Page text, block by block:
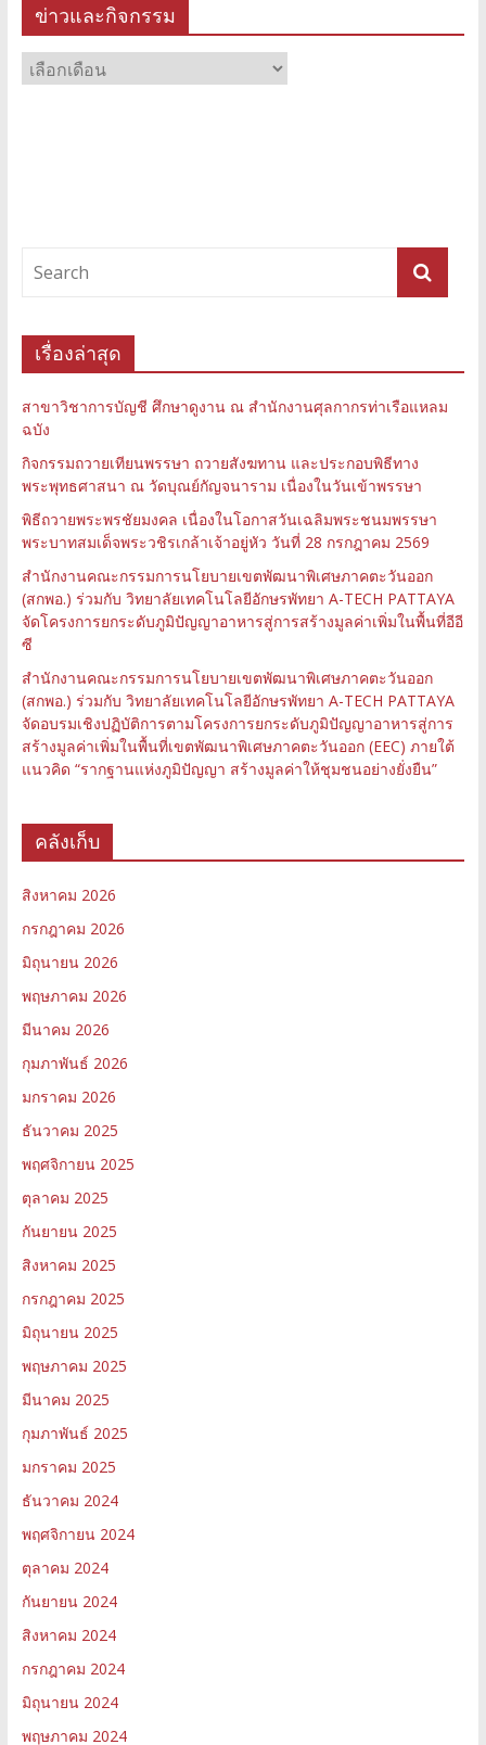
ข่าวและกิจกรรม
ข่าว
และ
เรื่องล่าสุด
สาขาวิชาการบัญชี ศึกษาดูงาน ณ สำนักงานศุลกากรท่าเรือแหลม
ฉบัง
กิจกรรมถวายเทียนพรรษา ถวายสังฆทาน และประกอบพิธีทาง
พระพุทธศาสนา ณ วัดบุณย์กัญจนาราม เนื่องในวันเข้าพรรษา
พิธีถวายพระพรชัยมงคล เนื่องในโอกาสวันเฉลิมพระชนมพรรษา
พระบาทสมเด็จพระวชิรเกล้าเจ้าอยู่หัว วันที่ 28 กรกฎาคม 2569
สำนักงานคณะกรรมการนโยบายเขตพัฒนาพิเศษภาคตะวันออก
(สกพอ.) ร่วมกับ วิทยาลัยเทคโนโลยีอักษรพัทยา A-TECH PATTAYA
จัดโครงการยกระดับภูมิปัญญาอาหารสู่การสร้างมูลค่าเพิ่มในพื้นที่อีอี
ซี
สำนักงานคณะกรรมการนโยบายเขตพัฒนาพิเศษภาคตะวันออก
(สกพอ.) ร่วมกับ วิทยาลัยเทคโนโลยีอักษรพัทยา A-TECH PATTAYA
จัดอบรมเชิงปฏิบัติการตามโครงการยกระดับภูมิปัญญาอาหารสู่การ
สร้างมูลค่าเพิ่มในพื้นที่เขตพัฒนาพิเศษภาคตะวันออก (EEC) ภายใต้
แนวคิด “รากฐานแห่งภูมิปัญญา สร้างมูลค่าให้ชุมชนอย่างยั่งยืน”
คลังเก็บ
สิงหาคม 2026
กรกฎาคม 2026
มิถุนายน 2026
พฤษภาคม 2026
มีนาคม 2026
กุมภาพันธ์ 2026
มกราคม 2026
ธันวาคม 2025
พฤศจิกายน 2025
ตุลาคม 2025
กันยายน 2025
สิงหาคม 2025
กรกฎาคม 2025
มิถุนายน 2025
พฤษภาคม 2025
มีนาคม 2025
กุมภาพันธ์ 2025
มกราคม 2025
ธันวาคม 2024
พฤศจิกายน 2024
ตุลาคม 2024
กันยายน 2024
สิงหาคม 2024
กรกฎาคม 2024
มิถุนายน 2024
พฤษภาคม 2024